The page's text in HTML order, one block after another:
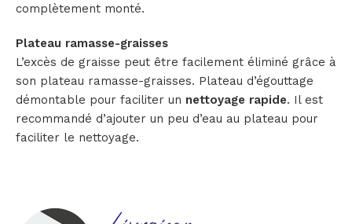
complètement monté.
Plateau ramasse-graisses
L’excès de graisse peut être facilement éliminé grâce à
son plateau ramasse-graisses. Plateau d’égouttage
démontable pour faciliter un nettoyage rapide. Il est
recommandé d’ajouter un peu d’eau au plateau pour
faciliter le nettoyage.